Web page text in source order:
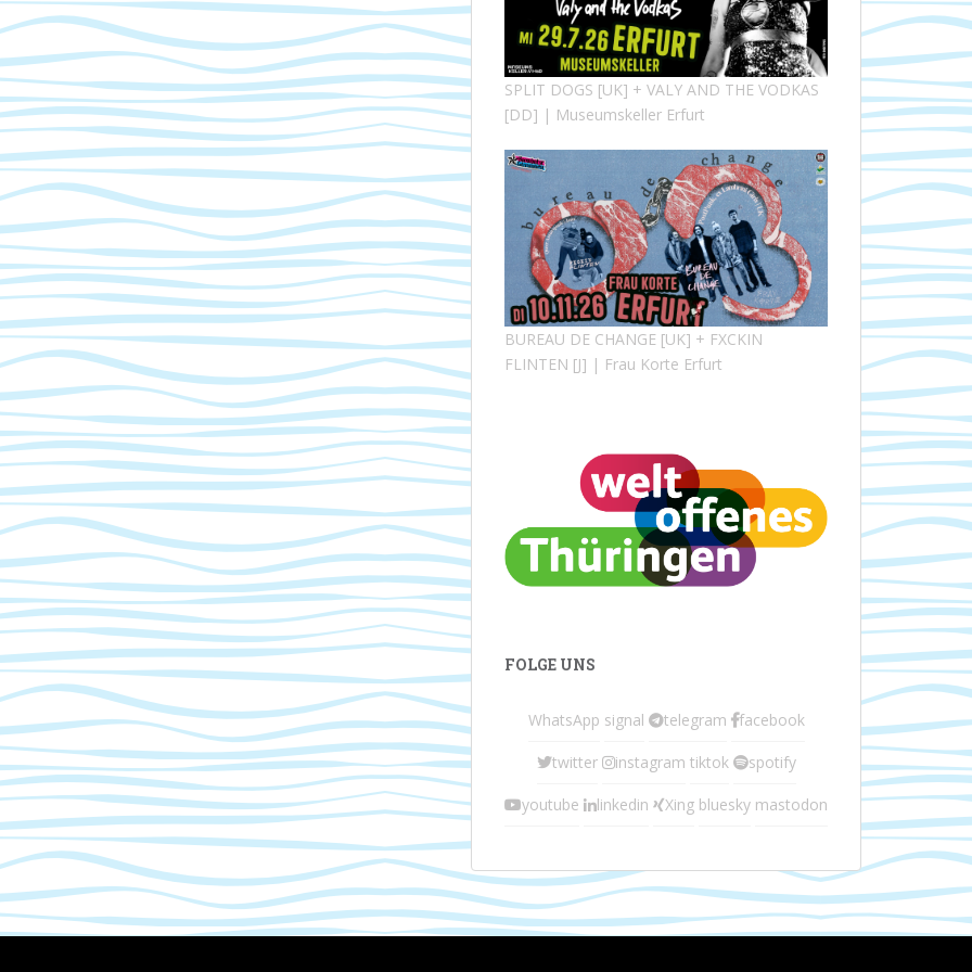
SPLIT DOGS [UK] + VALY AND THE VODKAS
[DD] | Museumskeller Erfurt
BUREAU DE CHANGE [UK] + FXCKIN
FLINTEN [J] | Frau Korte Erfurt
FOLGE UNS
WhatsApp signal telegram facebook
twitter instagram tiktok spotify
youtube linkedin Xing bluesky mastodon